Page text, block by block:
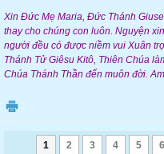
Xin Đức Mẹ Maria, Đức Thánh
thay cho chúng con luôn. Nguyện
người đều có được niềm vui Xuân
Thánh Tử Giêsu Kitô, Thiên Chúa
Chúa Thánh Thần đến muôn đời.
1 2 3 4 5 6